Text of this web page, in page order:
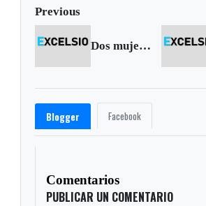
Previous
Dos mujeres murieron en accidente de tránsito
Blogger Facebook
Comentarios
PUBLICAR UN COMENTARIO